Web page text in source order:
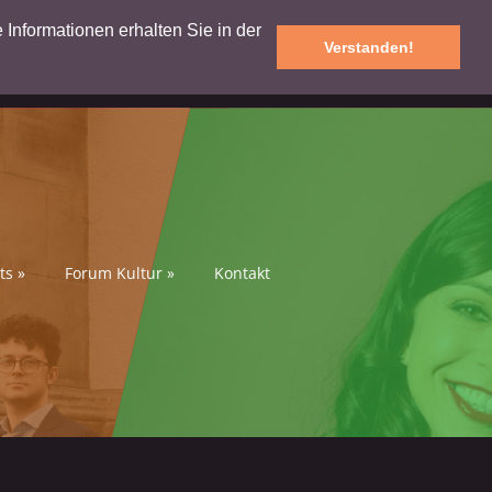
erhalten Sie in der
Verstanden!
» Forum Kultur » Kontakt